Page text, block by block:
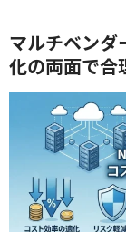
マルチベンダ
化の両面で合